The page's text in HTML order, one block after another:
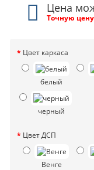
Цена
Точную
Цвет каркаса
белый
черный
Цвет ДСП
Венге